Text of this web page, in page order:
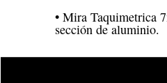
• Mira Taquimetrica
sección de aluminio.